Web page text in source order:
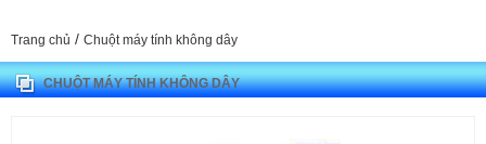
Trang chủ / Chuột máy tính không dây
CHUỘT MÁY TÍNH KHÔNG DÂY